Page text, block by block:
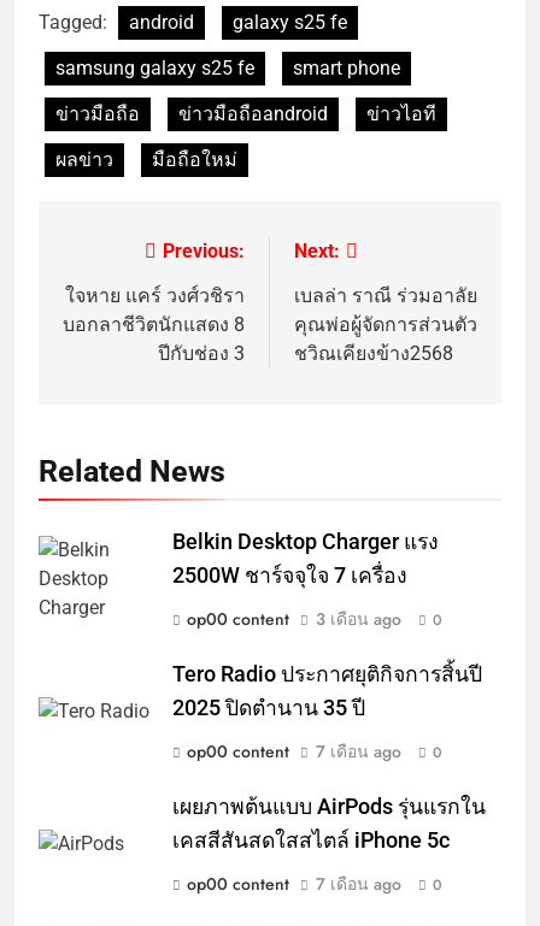
Tagged: android
galaxy s25 fe
samsung galaxy s25 fe
smart phone
ข่าวมือถือ
ข่าวมือถือandroid
ข่าวไอที
ผลข่าว
มือถือใหม่
Previous:
ใจหาย แคร์ วงศ์วชิรา
บอกลาชีวิตนักแสดง 8
ปีกับช่อง 3
Next:
เบลล่า ราณี ร่วมอาลัย
คุณพ่อผู้จัดการส่วนตัว
ชวิณเคียงข้าง2568
Related News
Belkin Desktop Charger แรง
2500W ชาร์จจุใจ 7 เครื่อง
op00 content
3 เดือน ago 0
Tero Radio ประกาศยุติกิจการสิ้นปี
2025 ปิดตำนาน 35 ปี
op00 content
7 เดือน ago 0
เผยภาพต้นแบบ AirPods รุ่นแรกใน
เคสสีสันสดใสสไตล์ iPhone 5c
op00 content
7 เดือน ago 0